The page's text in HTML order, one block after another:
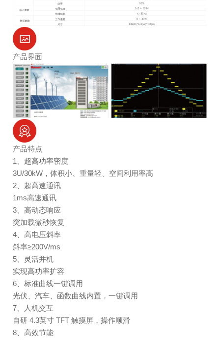
产品界面
产品特点
1、超高功率密度
3U/30kW，体积小、重量轻、空间利用率高
2、超高速通讯
1ms高速通讯
3、高动态响应
突加载微秒恢复
4、高电压斜率
斜率≥200V/ms
5、灵活并机
实现高功率扩容
6、标准曲线一键调用
光伏、汽车、函数曲线内置，一键调用
7、人机交互
自研 4.3英寸 TFT 触摸屏，操作顺滑
8、高效节能